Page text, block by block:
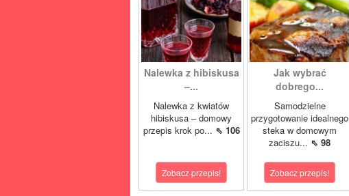
Nalewka z hibiskusa
–...
Nalewka z kwiatów
hibiskusa – domowy
przepis krok po... ⇖ 106
Zobacz przepis!
Jak wybrać
dobrego...
Samodzielne
przygotowanie idealnego
steka w domowym
zaciszu... ⇖ 98
Zobacz przepis!